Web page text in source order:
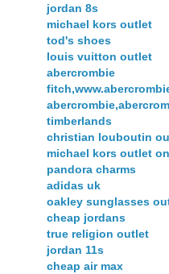
jordan 8s
michael kors outlet
tod's shoes
louis vuitton outlet
abercrombie
timberlands
christian louboutin
michael kors outlet
pandora charms
adidas uk
oakley sunglasses
cheap jordans
true religion outlet
jordan 11s
cheap air max